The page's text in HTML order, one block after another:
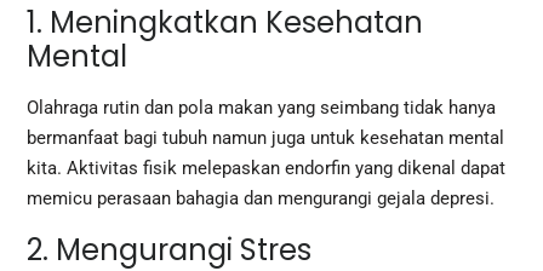
1. Meningkatkan Kesehatan
Mental
Olahraga rutin dan pola makan yang seimbang tidak hanya
bermanfaat bagi tubuh namun juga untuk kesehatan mental
kita. Aktivitas fisik melepaskan endorfin yang dikenal dapat
memicu perasaan bahagia dan mengurangi gejala depresi.
2. Mengurangi Stres